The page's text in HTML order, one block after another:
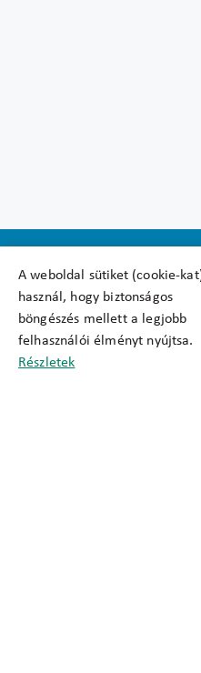
A weboldal sütiket (cookie-
használ, hogy biztonságos
böngészés mellett a legjobb
felhasználói élményt nyújtsa.
Részletek